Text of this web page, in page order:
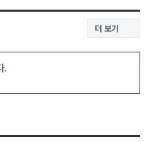
더 보기